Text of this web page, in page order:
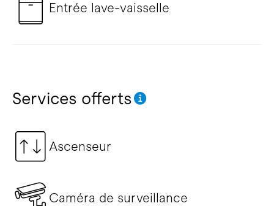
Entrée lave-vaisselle
Services offerts
Ascenseur
Caméra de surveillance